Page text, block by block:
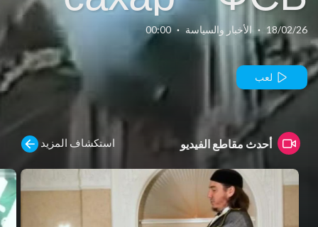
взрывает
Россию
18/02/26
· الأخبار والسياسة ·
00:00
لعب
أحدث مقاطع الفيديو استكشاف المزيد